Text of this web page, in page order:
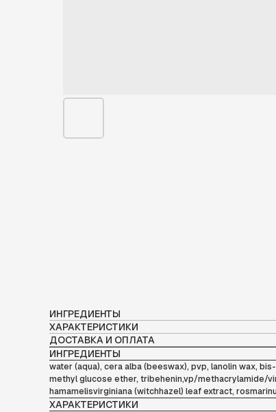
ИНГРЕДИЕНТЫ
ХАРАКТЕРИСТИКИ
ДОСТАВКА И ОПЛАТА
ИНГРЕДИЕНТЫ
water (aqua), cera alba (beeswax), pvp, lanolin wax,
methyl glucose ether, tribehenin,vp/methacrylamide/
hamamelisvirginiana (witchhazel) leaf extract,
ХАРАКТЕРИСТИКИ